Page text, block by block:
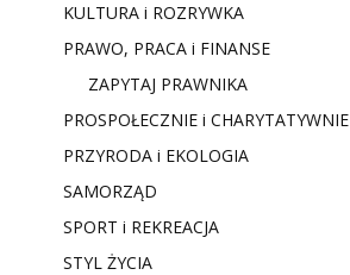
KULTURA i ROZRYWKA
PRAWO, PRACA i FINANSE
ZAPYTAJ PRAWNIKA
PROSPOŁECZNIE i CHARYTATYWNIE
PRZYRODA i EKOLOGIA
SAMORZĄD
SPORT i REKREACJA
STYL ŻYCIA